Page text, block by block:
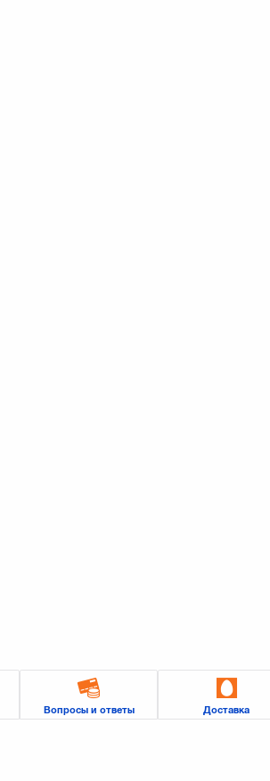
Вопросы и ответы Доставка